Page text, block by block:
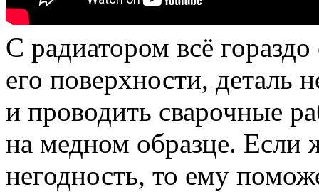
С радиатором всё
его поверхности, деталь
и проводить сварочные
на медном образце. Если
негодность, то ему